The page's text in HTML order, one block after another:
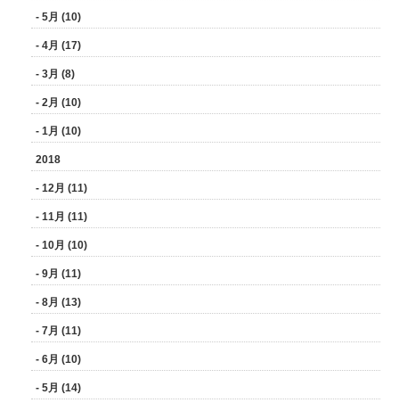
- 5月 (10)
- 4月 (17)
- 3月 (8)
- 2月 (10)
- 1月 (10)
2018
- 12月 (11)
- 11月 (11)
- 10月 (10)
- 9月 (11)
- 8月 (13)
- 7月 (11)
- 6月 (10)
- 5月 (14)